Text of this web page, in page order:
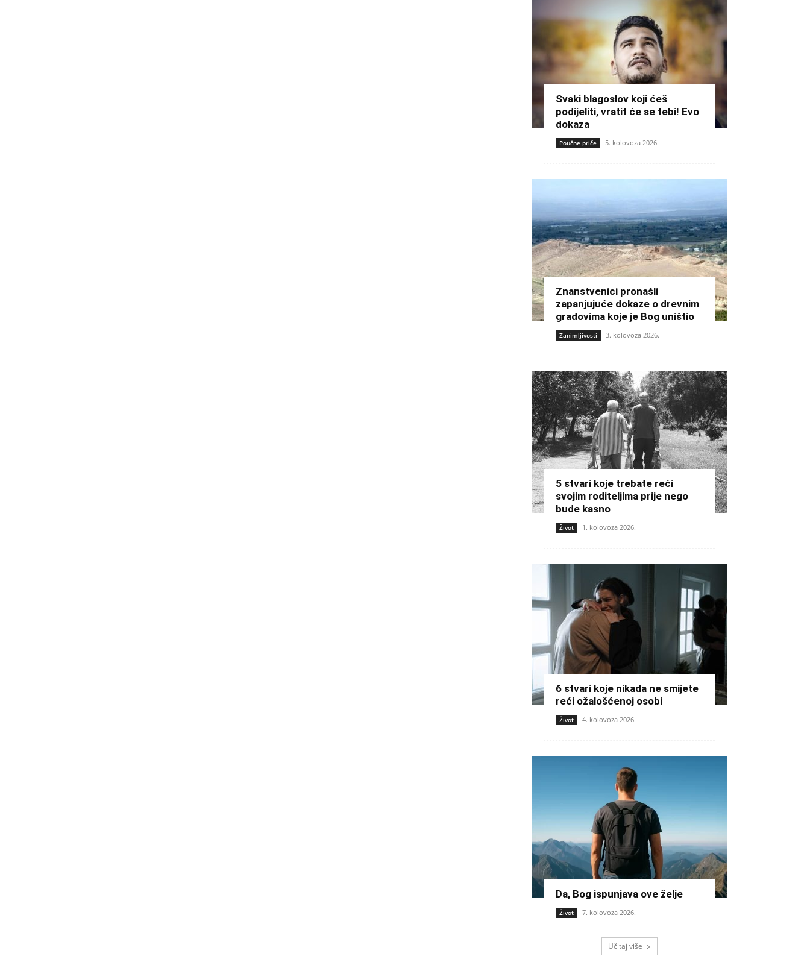
Svaki blagoslov koji ćeš
podijeliti, vratit će se tebi! Evo
dokaza
Poučne priče 5. kolovoza 2026.
Znanstvenici pronašli
zapanjujuće dokaze o drevnim
gradovima koje je Bog uništio
Zanimljivosti 3. kolovoza 2026.
5 stvari koje trebate reći
svojim roditeljima prije nego
bude kasno
Život 1. kolovoza 2026.
6 stvari koje nikada ne smijete
reći ožalošćenoj osobi
Život 4. kolovoza 2026.
Da, Bog ispunjava ove želje
Život 7. kolovoza 2026.
Učitaj više